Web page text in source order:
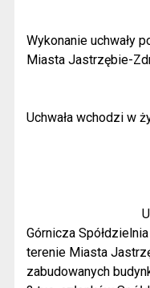
Wykonanie uchwały
Miasta Jastrzębie-
Uchwała wchodzi w
Górnicza
terenie Miasta
zabudowanych